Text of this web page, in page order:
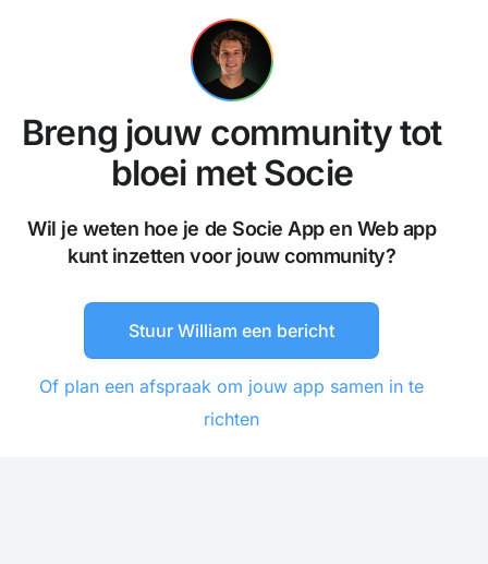
Breng jouw community tot
bloei met Socie
Wil je weten hoe je de Socie App en Web app
kunt inzetten voor jouw community?
Stuur William een bericht
Of plan een afspraak om jouw app samen in te
richten